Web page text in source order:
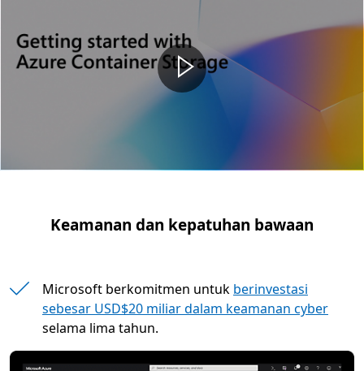
Keamanan dan kepatuhan bawaan
Microsoft berkomitmen untuk berinvestasi
sebesar USD$20 miliar dalam keamanan cyber
selama lima tahun.